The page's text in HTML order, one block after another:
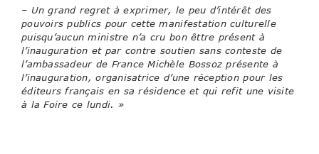
– Un grand regret à exprimer, le peu d’intérêt des
pouvoirs publics pour cette manifestation culturelle
puisqu’aucun ministre n’a cru bon êttre présent à
l’inauguration et par contre soutien sans conteste de
l’ambassadeur de France Michèle Bossoz présente à
l’inauguration, organisatrice d’une réception pour les
éditeurs français en sa résidence et qui refit une visite
à la Foire ce lundi. »